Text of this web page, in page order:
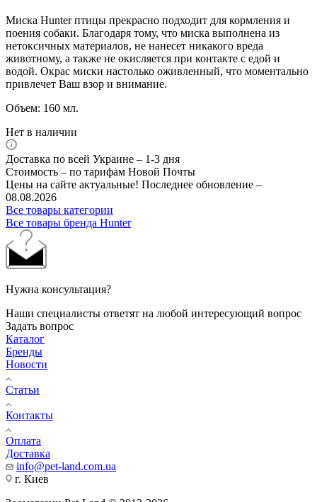
Миска Hunter птицы прекрасно подходит для кормления и
поения собаки. Благодаря тому, что миска выполнена из
нетоксичных материалов, не нанесет никакого вреда
животному, а также не окисляется при контакте с едой и
водой. Окрас миски настолько оживленный, что моментально
привлечет Ваш взор и внимание.
Объем: 160 мл.
Нет в наличии
Доставка по всей Украине – 1-3 дня
Стоимость – по тарифам Новой Почты
Цены на сайте актуальные! Последнее обновление –
08.08.2026
Все товары категории
Все товары бренда Hunter
Нужна консультация?
Наши специалисты ответят на любой интересующий вопрос
Задать вопрос
Каталог
Бренды
Новости
Статьи
Контакты
Оплата
Доставка
info@pet-land.com.ua
г. Киев